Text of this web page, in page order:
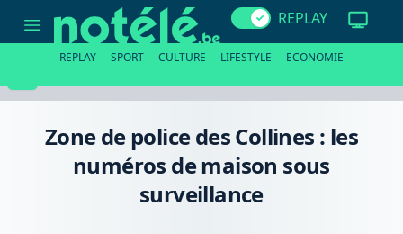
police
les
REPLAY
REPLAY SPORT CULTURE LIFESTYLE ECONOMIE
Zone de police des Collines : les
numéros de maison sous
surveillance